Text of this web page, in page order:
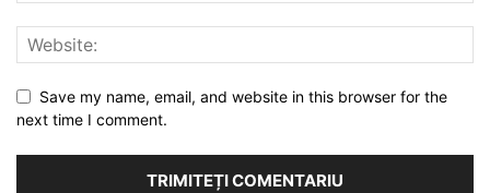
Save my name, email, and website in this browser for the
next time I comment.